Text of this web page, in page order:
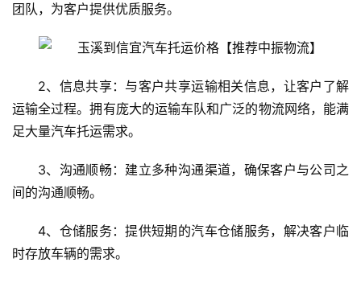
团队，为客户提供优质服务。
2、信息共享：与客户共享运输相关信息，让客户了解
运输全过程。拥有庞大的运输车队和广泛的物流网络，能满
足大量汽车托运需求。
3、沟通顺畅：建立多种沟通渠道，确保客户与公司之
间的沟通顺畅。
4、仓储服务：提供短期的汽车仓储服务，解决客户临
时存放车辆的需求。